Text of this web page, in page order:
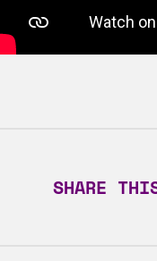
SHARE